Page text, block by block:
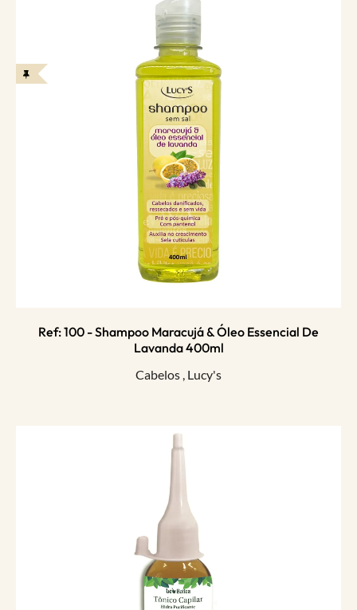
Ref: 100 - Shampoo Maracujá & Óleo Essencial De
Lavanda 400ml
Cabelos Lucy's